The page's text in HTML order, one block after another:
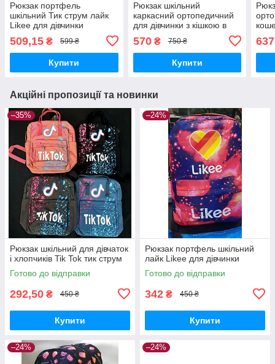
Рюкзак портфель
шкільний Тик струм лайк
Likee для дівчинки
509,15 ₴ 599 ₴
Купити
Рюкзак шкільний
каркасний ортопедичний
для дівчинки з кішкою в
570₴ 750 ₴
Купити
Акційні пропозиції та новинки
–35%
Рюкзак шкільний для дівчаток
і хлопчиків Tik Tok тик струм
Готово до відправки
292,50 ₴ 450 ₴
Купити
–24%
Рюкзак портфель шкільний
лайк Likee для дівчинки
Готово до відправки
342 ₴ 450 ₴
Купити
–24% –24%